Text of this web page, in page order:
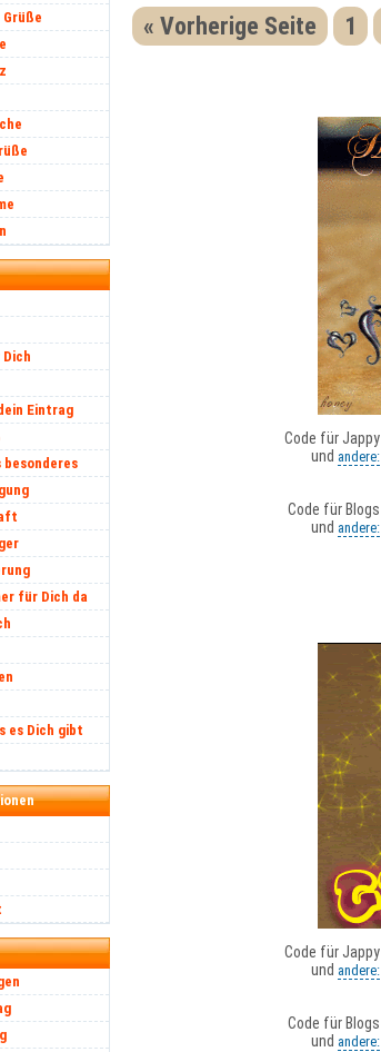
Grüße
Eintrag
besonderes
für Dich da
es Dich gibt
« Vorherige Seite 1
Code für Jappy
und andere:
Code für Blogs
und andere:
Code für Jappy
und andere:
Code für Blogs
und andere: